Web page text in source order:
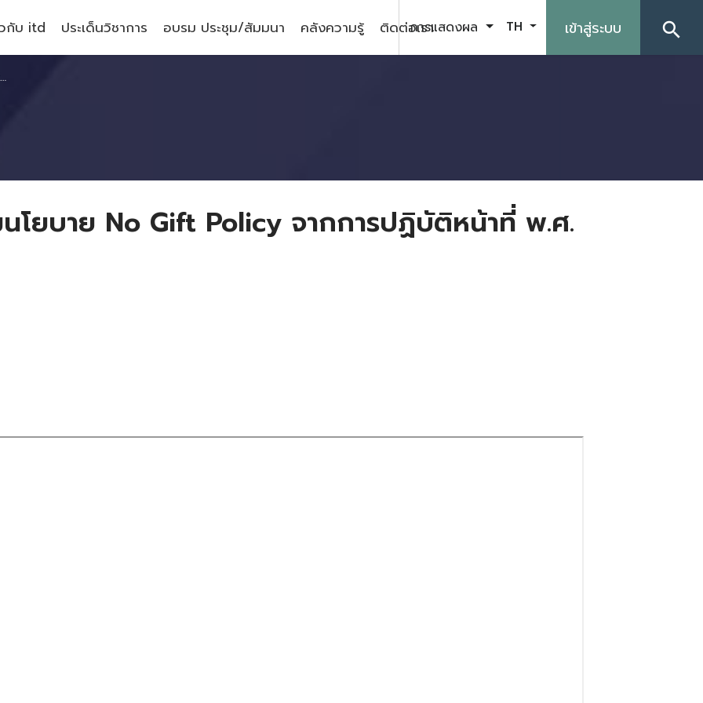
กับ itd ประเด็นวิชาการ อบรม ประชุม/สัมมนา คลังความรู้ ติดต่อเราการแสดงผล TH เข้าสู่ระบบ search
โยบาย No Gift Policy จากการปฏิบัติหน้าที่ พ.ศ.